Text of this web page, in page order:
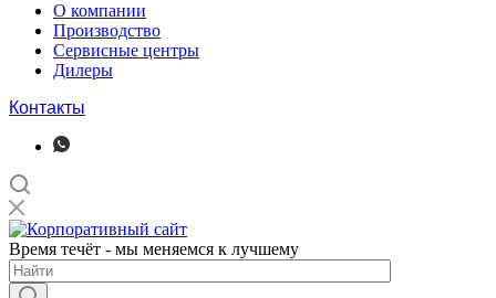
О компании
Производство
Сервисные центры
Дилеры
Контакты
Время течёт - мы меняемся к лучшему